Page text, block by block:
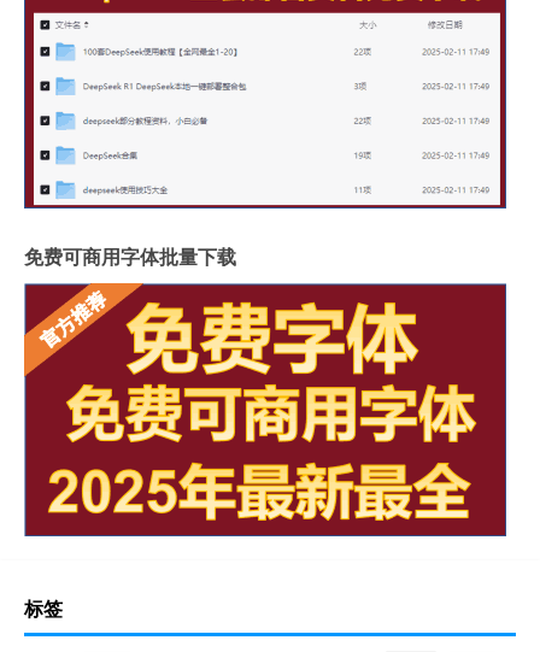
免费可商用字体批量下载
标签